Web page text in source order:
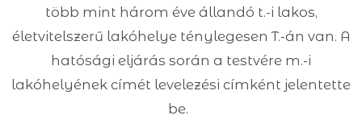
több mint három éve állandó t.-i lakos,
életvitelszerű lakóhelye ténylegesen T.-án van. A
hatósági eljárás során a testvére m.-i
lakóhelyének címét levelezési címként jelentette
be.